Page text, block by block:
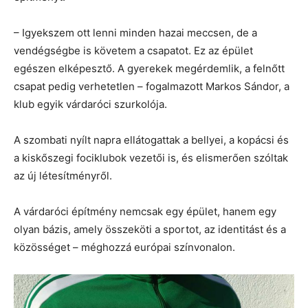
– Igyekszem ott lenni minden hazai meccsen, de a
vendégségbe is követem a csapatot. Ez az épület
egészen elképesztő. A gyerekek megérdemlik, a felnőtt
csapat pedig verhetetlen – fogalmazott Markos Sándor, a
klub egyik várdaróci szurkolója.
A szombati nyílt napra ellátogattak a bellyei, a kopácsi és
a kiskőszegi fociklubok vezetői is, és elismerően szóltak
az új létesítményről.
A várdaróci építmény nemcsak egy épület, hanem egy
olyan bázis, amely összeköti a sportot, az identitást és a
közösséget – méghozzá európai színvonalon.